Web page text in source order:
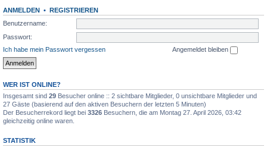
ANMELDEN • REGISTRIEREN
Benutzername:
Passwort:
Ich habe mein Passwort vergessen
Angemeldet bleiben
WER IST ONLINE?
Insgesamt sind 29 Besucher online :: 2 sichtbare Mitglieder, 0 unsichtbare Mitglieder und
27 Gäste (basierend auf den aktiven Besuchern der letzten 5 Minuten)
Der Besucherrekord liegt bei 3326 Besuchern, die am Montag 27. April 2026, 03:42
gleichzeitig online waren.
STATISTIK